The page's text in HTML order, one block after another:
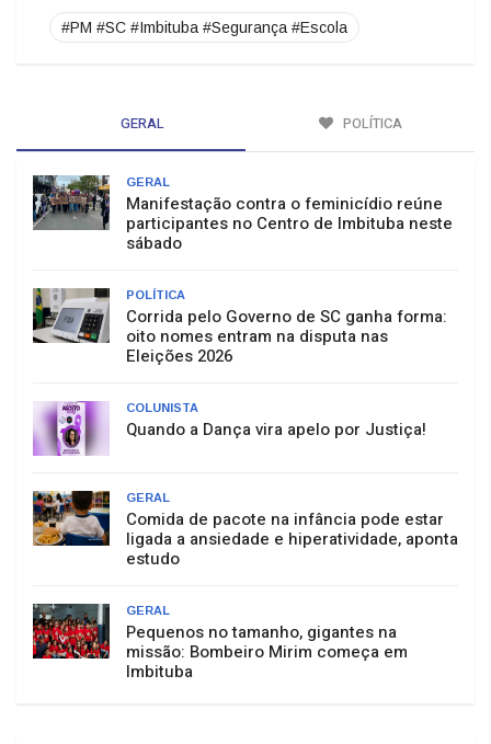
#PM #SC #Imbituba #Segurança #Escola
GERAL POLÍTICA
GERAL
Manifestação contra o feminicídio reúne
participantes no Centro de Imbituba neste
sábado
POLÍTICA
Corrida pelo Governo de SC ganha forma:
oito nomes entram na disputa nas
Eleições 2026
COLUNISTA
Quando a Dança vira apelo por Justiça!
GERAL
Comida de pacote na infância pode estar
ligada a ansiedade e hiperatividade, aponta
estudo
GERAL
Pequenos no tamanho, gigantes na
missão: Bombeiro Mirim começa em
Imbituba